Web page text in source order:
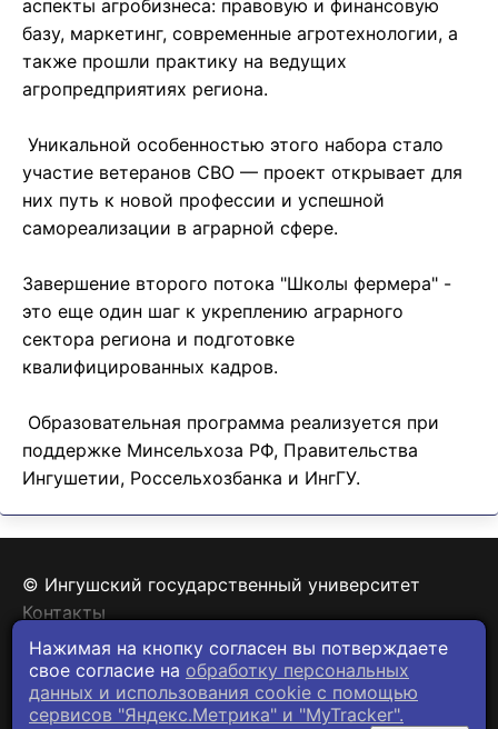
аспекты агробизнеса: правовую и финансовую
базу, маркетинг, современные агротехнологии, а
также прошли практику на ведущих
агропредприятиях региона.
Уникальной особенностью этого набора стало
участие ветеранов СВО — проект открывает для
них путь к новой профессии и успешной
самореализации в аграрной сфере.
Завершение второго потока "Школы фермера" -
это еще один шаг к укреплению аграрного
сектора региона и подготовке
квалифицированных кадров.
Образовательная программа реализуется при
поддержке Минсельхоза РФ, Правительства
Ингушетии, Россельхозбанка и ИнгГУ.
© Ингушский государственный университет
Контакты
Политика конфиденциальности
Нажимая на кнопку согласен вы потверждаете
свое согласие на обработку персональных
данных и использования cookie c помощью
сервисов "Яндекс.Метрика" и "MyTracker".